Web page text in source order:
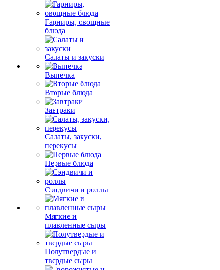
Гарниры, овощные
блюда
Салаты и закуски
Выпечка
Вторые блюда
Завтраки
Салаты, закуски,
перекусы
Первые блюда
Сэндвичи и роллы
Мягкие и
плавленные сыры
Полутвердые и
твердые сыры